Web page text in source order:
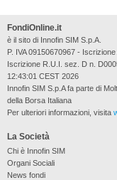
La Società
Chi è Innofin SIM
Organi Sociali
News fondi
FondiOnline.it
è il sito di Innofin SIM S.p.A.
P. IVA 09150670967 -
Iscrizione R.U.I. sez. D n.
12:43:01 CEST 2026
Innofin SIM S.p.A fa parte di
della Borsa Italiana
Per ulteriori informazioni, visita